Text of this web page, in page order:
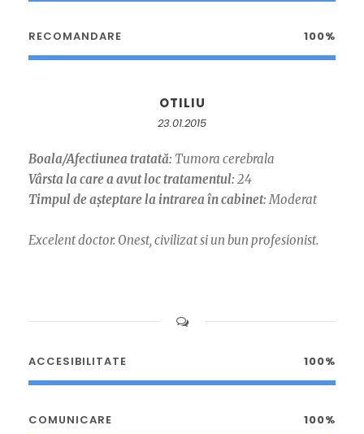
RECOMANDARE 100%
OTILIU
23.01.2015
Boala/Afectiunea tratată: Tumora cerebrala
Vârsta la care a avut loc tratamentul: 24
Timpul de așteptare la intrarea în cabinet:Moderat
Excelent doctor. Onest, civilizat si un bun profesionist.
ACCESIBILITATE 100%
COMUNICARE 100%